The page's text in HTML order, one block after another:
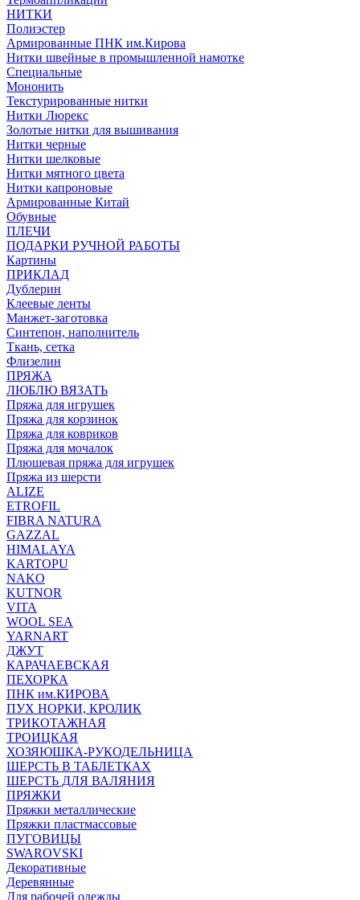
НИТКИ
Полиэстер
Армированные ПНК им.Кирова
Нитки швейные в промышленной намотке
Специальные
Мононить
Текстурированные нитки
Нитки Люрекс
Золотые нитки для вышивания
Нитки черные
Нитки шелковые
Нитки мятного цвета
Нитки капроновые
Армированные Китай
Обувные
ПЛЕЧИ
ПОДАРКИ РУЧНОЙ РАБОТЫ
Картины
ПРИКЛАД
Дублерин
Клеевые ленты
Манжет-заготовка
Синтепон, наполнитель
Ткань, сетка
Флизелин
ПРЯЖА
ЛЮБЛЮ ВЯЗАТЬ
Пряжа для игрушек
Пряжа для корзинок
Пряжа для ковриков
Пряжа для мочалок
Плюшевая пряжа для игрушек
Пряжа из шерсти
ALIZE
ETROFIL
FIBRA NATURA
GAZZAL
HIMALAYA
KARTOPU
NAKO
KUTNOR
VITA
WOOL SEA
YARNART
ДЖУТ
КАРАЧАЕВСКАЯ
ПЕХОРКА
ПНК им.КИРОВА
ПУХ НОРКИ, КРОЛИК
ТРИКОТАЖНАЯ
ТРОИЦКАЯ
ХОЗЯЮШКА-РУКОДЕЛЬНИЦА
ШЕРСТЬ В ТАБЛЕТКАХ
ШЕРСТЬ ДЛЯ ВАЛЯНИЯ
ПРЯЖКИ
Пряжки металлические
Пряжки пластмассовые
ПУГОВИЦЫ
SWAROVSKI
Декоративные
Деревянные
Для рабочей одежды